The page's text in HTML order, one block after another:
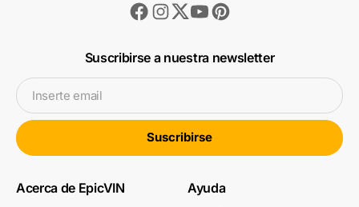
Facebook
Instagram
TwitterYoutubePinterest
Suscribirse a nuestra newsletter
Inserte email
Suscribirse
Acerca de EpicVIN Ayuda